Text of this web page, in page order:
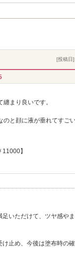
[投稿
まり良いです。
のと顔に液が垂れてすご
】
いただけて、ツヤ感や
止め、今後は塗布時の